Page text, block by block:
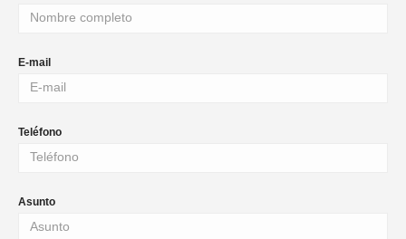
E-mail
Teléfono
Asunto